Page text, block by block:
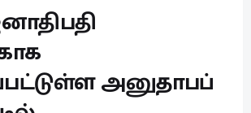
அனுதாபப்